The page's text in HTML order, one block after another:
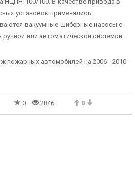
установок применялись
вакуумные шиберные насосы с
или автоматической системой
пожарных автомобилей на 2006 - 2010
0 2846 0